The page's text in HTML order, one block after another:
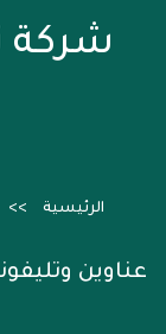
شركة
الرئيسية
عناوين